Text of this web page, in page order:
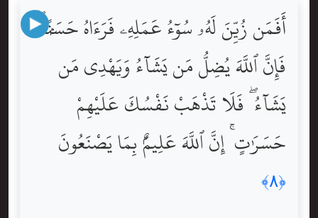
أَفَمَن زُيِّنَ لَهُۥ سُوٓءُ عَمَلِهِۦ فَرَءَاهُ حَسَنًۭا ۖ
فَإِنَّ ٱللَّهَ يُضِلُّ مَن يَشَآءُ وَيَهْدِى مَن
يَشَآءُ ۖ فَلَا تَذْهَبْ نَفْسُكَ عَلَيْهِمْ
حَسَرَٰتٍ ۚ إِنَّ ٱللَّهَ عَلِيمٌۢ بِمَا يَصْنَعُونَ
﴿٨﴾